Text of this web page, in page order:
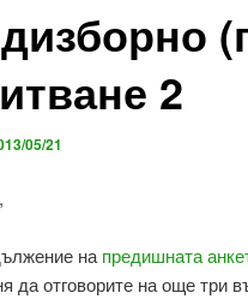
2
05/21
напредишната
да отговорите на още три